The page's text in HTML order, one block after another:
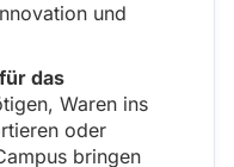
und
das
Waren ins
oder
bringen